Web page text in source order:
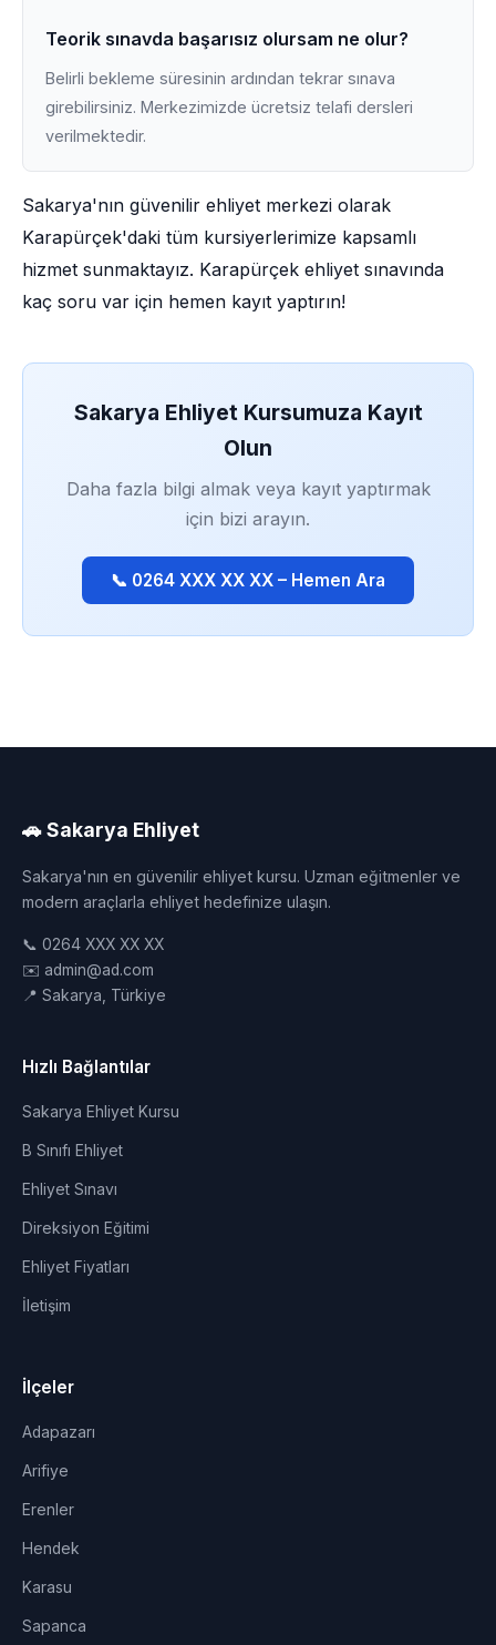
Teorik sınavda başarısız olursam ne olur?
Belirli bekleme süresinin ardından tekrar sınava
girebilirsiniz. Merkezimizde ücretsiz telafi dersleri
verilmektedir.
Sakarya'nın güvenilir ehliyet merkezi olarak
Karapürçek'daki tüm kursiyerlerimize kapsamlı
hizmet sunmaktayız. Karapürçek ehliyet sınavında
kaç soru var için hemen kayıt yaptırın!
Sakarya Ehliyet Kursumuza Kayıt
Olun
Daha fazla bilgi almak veya kayıt yaptırmak
için bizi arayın.
📞 0264 XXX XX XX – Hemen Ara
🚗 Sakarya Ehliyet
Sakarya'nın en güvenilir ehliyet kursu. Uzman eğitmenler ve
modern araçlarla ehliyet hedefinize ulaşın.
📞 0264 XXX XX XX
✉️ admin@ad.com
📍 Sakarya, Türkiye
Hızlı Bağlantılar
Sakarya Ehliyet Kursu
B Sınıfı Ehliyet
Ehliyet Sınavı
Direksiyon Eğitimi
Ehliyet Fiyatları
İletişim
İlçeler
Adapazarı
Arifiye
Erenler
Hendek
Karasu
Sapanca